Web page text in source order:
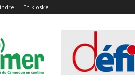
En kioske !